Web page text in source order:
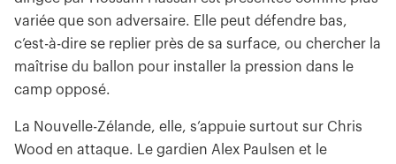
variée que son adversaire. Elle peut défendre bas,
c’est-à-dire se replier près de sa surface, ou chercher la
maîtrise du ballon pour installer la pression dans le
camp opposé.
La Nouvelle-Zélande, elle, s’appuie surtout sur Chris
Wood en attaque. Le gardien Alex Paulsen et le